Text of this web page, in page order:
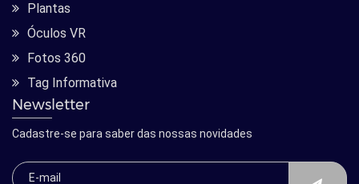
Plantas
Óculos VR
Fotos 360
Tag Informativa
Newsletter
Cadastre-se para saber das nossas novidades